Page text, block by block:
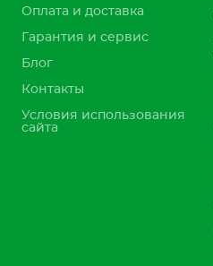
Оплата и доставка
Гарантия и сервис
Блог
Контакты
Условия использования
сайта